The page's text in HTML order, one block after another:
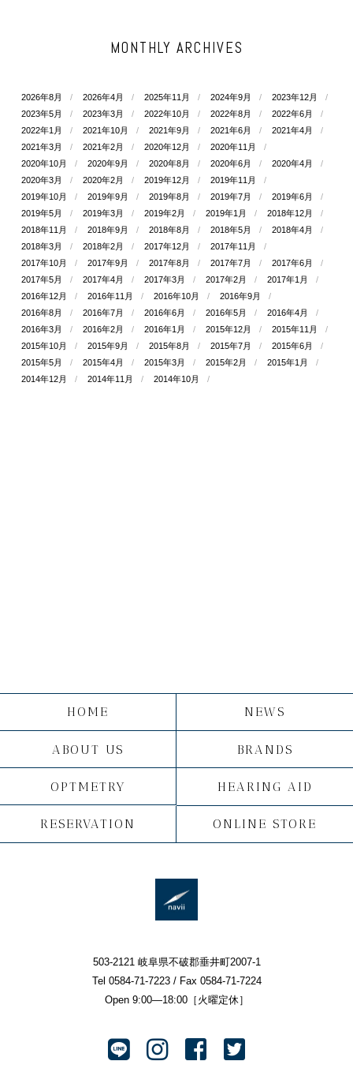
MONTHLY ARCHIVES
2026年8月 2026年4月 2025年11月 2024年9月
2023年12月
2023年5月
2023年3月 2022年10月 2022年8月
2022年6月
2022年1月
2021年10月 2021年9月 2021年6月
2021年4月
2021年3月
2021年2月 2020年12月
2020年11月
2020年10月
2020年9月 2020年8月 2020年6月
2020年4月
2020年3月
2020年2月 2019年12月
2019年11月
2019年10月
2019年9月 2019年8月 2019年7月
2019年6月
2019年5月
2019年3月 2019年2月 2019年1月
2018年12月
2018年11月
2018年9月 2018年8月 2018年5月
2018年4月
2018年3月
2018年2月 2017年12月
2017年11月
2017年10月
2017年9月 2017年8月 2017年7月
2017年6月
2017年5月
2017年4月 2017年3月 2017年2月
2017年1月
2016年12月
2016年11月 2016年10月
2016年9月
2016年8月
2016年7月 2016年6月 2016年5月
2016年4月
2016年3月
2016年2月 2016年1月 2015年12月
2015年11月
2015年10月
2015年9月 2015年8月 2015年7月
2015年6月
2015年5月
2015年4月 2015年3月 2015年2月
2015年1月
2014年12月
2014年11月 2014年10月
HOME NEWS
ABOUT US BRANDS
OPTMETRY HEARING AID
RESERVATION ONLINE STORE
503-2121 岐阜県不破郡垂井町2007-1
Tel 0584-71-7223 / Fax 0584-71-7224
Open 9:00—18:00［火曜定休］